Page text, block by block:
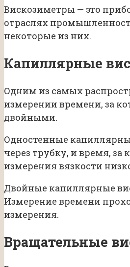
Вискозиметры — это
отраслях
некоторые из них.
Капиллярные
Одним из самых
измерении времени, за
двойными.
Одностенные
через трубку, и время, за
измерения вязкости
Двойные капиллярные
Измерение времени
измерения.
Вращательные